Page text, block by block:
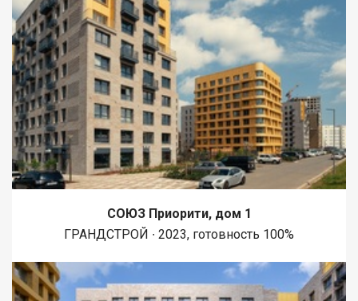
СОЮЗ Приорити, дом 1
ГРАНДСТРОЙ ∙ 2023, готовность 100%